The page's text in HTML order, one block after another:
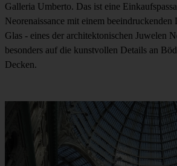
Galleria Umberto. Das ist eine
Neorenaissance mit einem beeindruckenden
Glas - eines der architektonischen Juwelen
besonders auf die kunstvollen Details an
Decken.